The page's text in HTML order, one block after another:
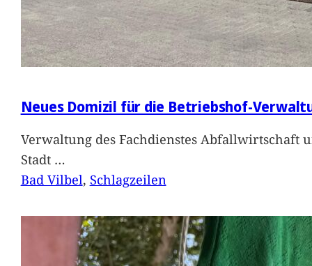
Neues Domizil für die Betriebshof-
Verwaltung des Fachdienstes Abfallwirtschaft
Stadt …
Bad Vilbel, Schlagzeilen